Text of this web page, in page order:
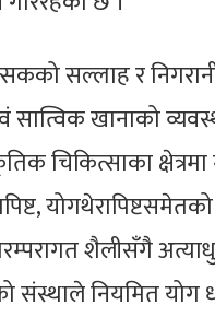
सल्लाह र
सात्विक खानाको
चिकित्साका
शैलीसँगै
संस्थाले नियमित योग